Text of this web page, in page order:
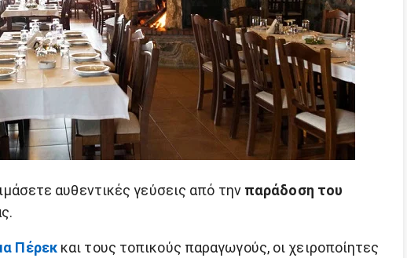
αυθεντικές γεύσεις από την παράδοση του
Πέρεκκαι τους τοπικούς παραγωγούς, οι χειροποίητες